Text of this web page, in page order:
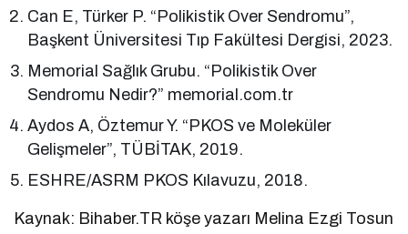
Can E, Türker P. “Polikistik Over Sendromu”,
Başkent Üniversitesi Tıp Fakültesi Dergisi, 2023.
Memorial Sağlık Grubu. “Polikistik Over
Sendromu Nedir?” memorial.com.tr
Aydos A, Öztemur Y. “PKOS ve Moleküler
Gelişmeler”, TÜBİTAK, 2019.
ESHRE/ASRM PKOS Kılavuzu, 2018.
Kaynak: Bihaber.TR köşe yazarı Melina Ezgi Tosun